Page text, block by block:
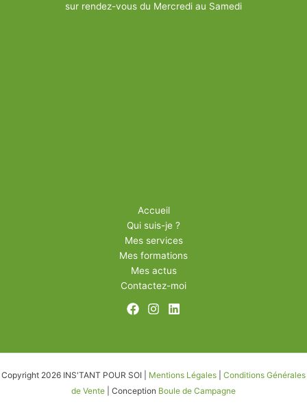
sur rendez-vous du Mercredi au Samedi
Accueil
Qui suis-je ?
Mes services
Mes formations
Mes actus
Contactez-moi
Copyright 2026 INS'TANT POUR SOI | Mentions Légales
Conditions Générales
de Vente | Conception Boule de Campagne